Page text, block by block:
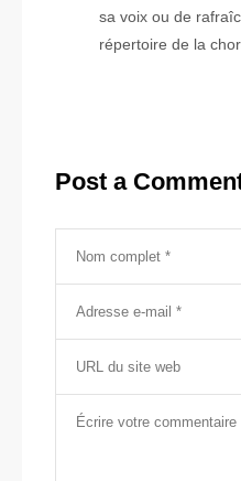
sa voix ou de
répertoire de la
Post a